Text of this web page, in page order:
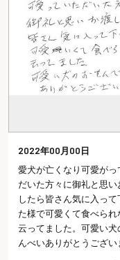
2022年00月00日
愛犬が亡くなり可愛がっ
だいた方々に御礼と思い
したら皆さん気に入って
た様で可愛くて食べられ
云ってました。可愛い犬
んべいありがとうござい